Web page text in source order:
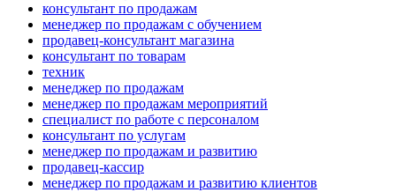
консультант по продажам
менеджер по продажам с обучением
продавец-консультант магазина
консультант по товарам
техник
менеджер по продажам
менеджер по продажам мероприятий
специалист по работе с персоналом
консультант по услугам
менеджер по продажам и развитию
продавец-кассир
менеджер по продажам и развитию клиентов